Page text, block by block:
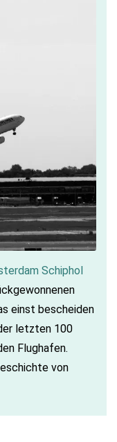
Schiphol
einst bescheiden
letzten 100
Flughafen.
von